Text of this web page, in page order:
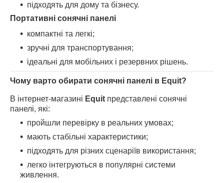
підходять для дому та бізнесу.
Портативні сонячні панелі
компактні та легкі;
зручні для транспортування;
ідеальні для мобільних і резервних рішень.
Чому варто обирати сонячні панелі в Equit?
В інтернет-магазині Equit представлені сонячні
панелі, які:
пройшли перевірку в реальних умовах;
мають стабільні характеристики;
підходять для різних сценаріїв використання;
легко інтегруються в популярні системи
живлення.